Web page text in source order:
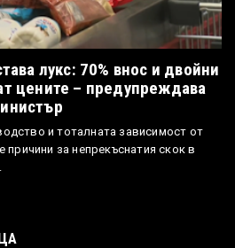
лукс: 70% внос и двойни
цените – предупреждава
и тоталната зависимост от
причини за непрекъснатия скок в